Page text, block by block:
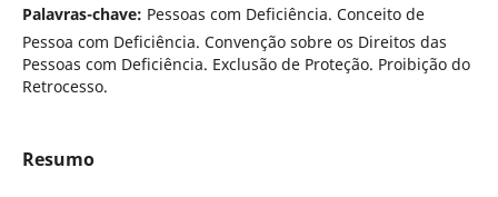
Palavras-chave: Pessoas com Deficiência. Conceito de
Pessoa com Deficiência. Convenção sobre os Direitos das
Pessoas com Deficiência. Exclusão de Proteção. Proibição do
Retrocesso.
Resumo